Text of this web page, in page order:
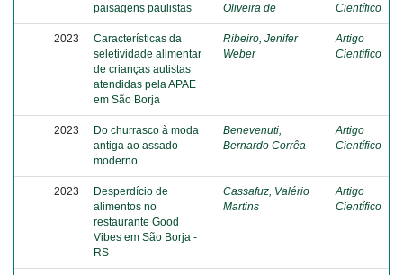
paisagens paulistas
Oliveira de
Científico
2023
Características da
seletividade alimentar
de crianças autistas
atendidas pela APAE
em São Borja
Ribeiro, Jenifer
Weber
Artigo
Científico
2023
Do churrasco à moda
antiga ao assado
moderno
Benevenuti,
Bernardo Corrêa
Artigo
Científico
2023
Desperdício de
alimentos no
restaurante Good
Vibes em São Borja -
RS
Cassafuz, Valério
Martins
Artigo
Científico